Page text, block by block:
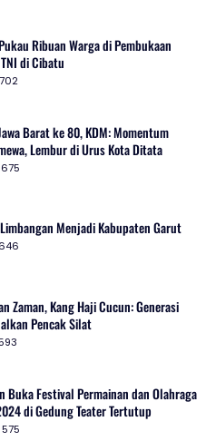
Ribuan Warga di Pembukaan
di Cibatu
702
Barat ke 80, KDM: Momentum
Lembur di Urus Kota Ditata
675
Menjadi Kabupaten Garut
646
Zaman, Kang Haji Cucun: Generasi
Pencak Silat
Buka Festival Permainan dan Olahraga
di Gedung Teater Tertutup
575